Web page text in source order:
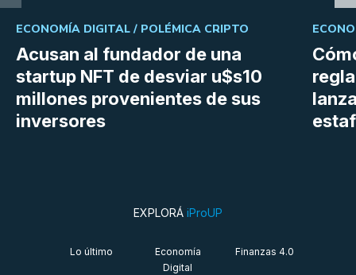
Acusan al fundador de una
startup NFT de desviar u$s10
millones provenientes de sus
inversores
ECONOMÍA DIGITAL / POLÉMICA CRIPTO
EXPLORÁ iProUP
Lo último
Economía
Digital
Finanzas 4.0